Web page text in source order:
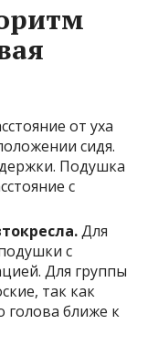
от уха
сидя.
Подушка
с
Для
с
Для группы
так как
голова ближе к